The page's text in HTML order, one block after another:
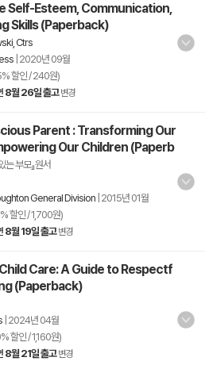
Self-Esteem, Communication,
Skills (Paperback)
Ctrs
2020년 09월
할인 / 240원)
8월 26일 출고 변경
Parent : Transforming Our
Our Children (Paperb
는 부모』원서
General Division 2015년 01월
할인 / 1,700원)
8월 19일 출고 변경
Care: A Guide to Respectf
(Paperback)
2024년 04월
할인 / 1,160원)
8월 21일 출고 변경